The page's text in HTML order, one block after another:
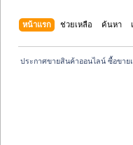
หน้าแรก ช่วยเหลือ ค้นหา
ประกาศขายสินค้าออนไลน์ ซื้อขา